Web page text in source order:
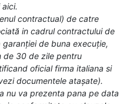
contractual) de catre
in cadrul contractului de
de buna execuție,
de 30 de zile pentru
oficial firma italiana si
documentele atașate).
nu va prezenta pana pe data